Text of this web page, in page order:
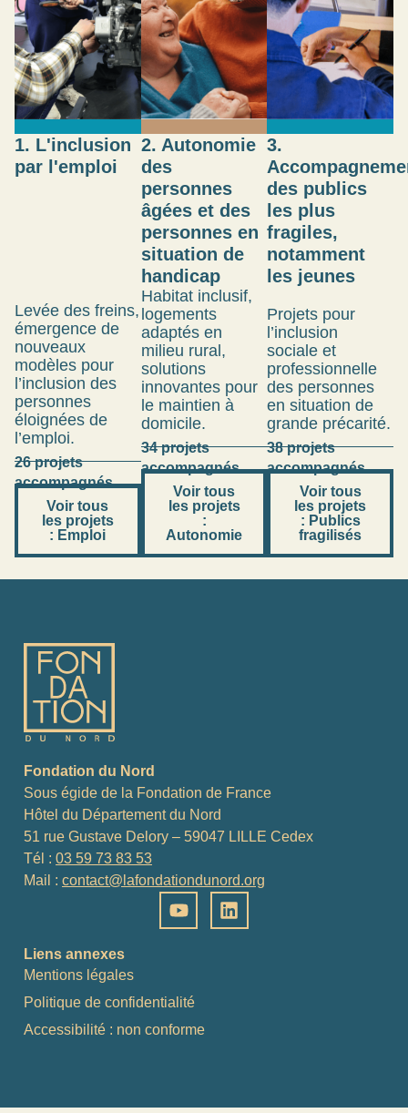
1. L'inclusion
par l'emploi
Levée des freins,
émergence de
nouveaux
modèles pour
l’inclusion des
personnes
éloignées de
l’emploi.
26 projets
accompagnés
Voir tous
les projets
: Emploi
2. Autonomie
des
personnes
âgées et des
personnes en
situation de
handicap
Habitat inclusif,
logements
adaptés en
milieu rural,
solutions
innovantes pour
le maintien à
domicile.
34 projets
accompagnés
Voir tous
les projets
:
Autonomie
3.
des publics
les plus
fragiles,
notamment
les jeunes
Projets pour
l’inclusion
sociale et
professionnelle
des personnes
en situation de
grande précarité.
38 projets
accompagnés
Voir tous
les projets
: Publics
fragilisés
Fondation du Nord
Sous égide de la Fondation de France
Hôtel du Département du Nord
51 rue Gustave Delory – 59047 LILLE Cedex
Tél : 03 59 73 83 53
Mail : contact@lafondationdunord.org
Liens annexes
Mentions légales
Politique de confidentialité
Accessibilité : non conforme